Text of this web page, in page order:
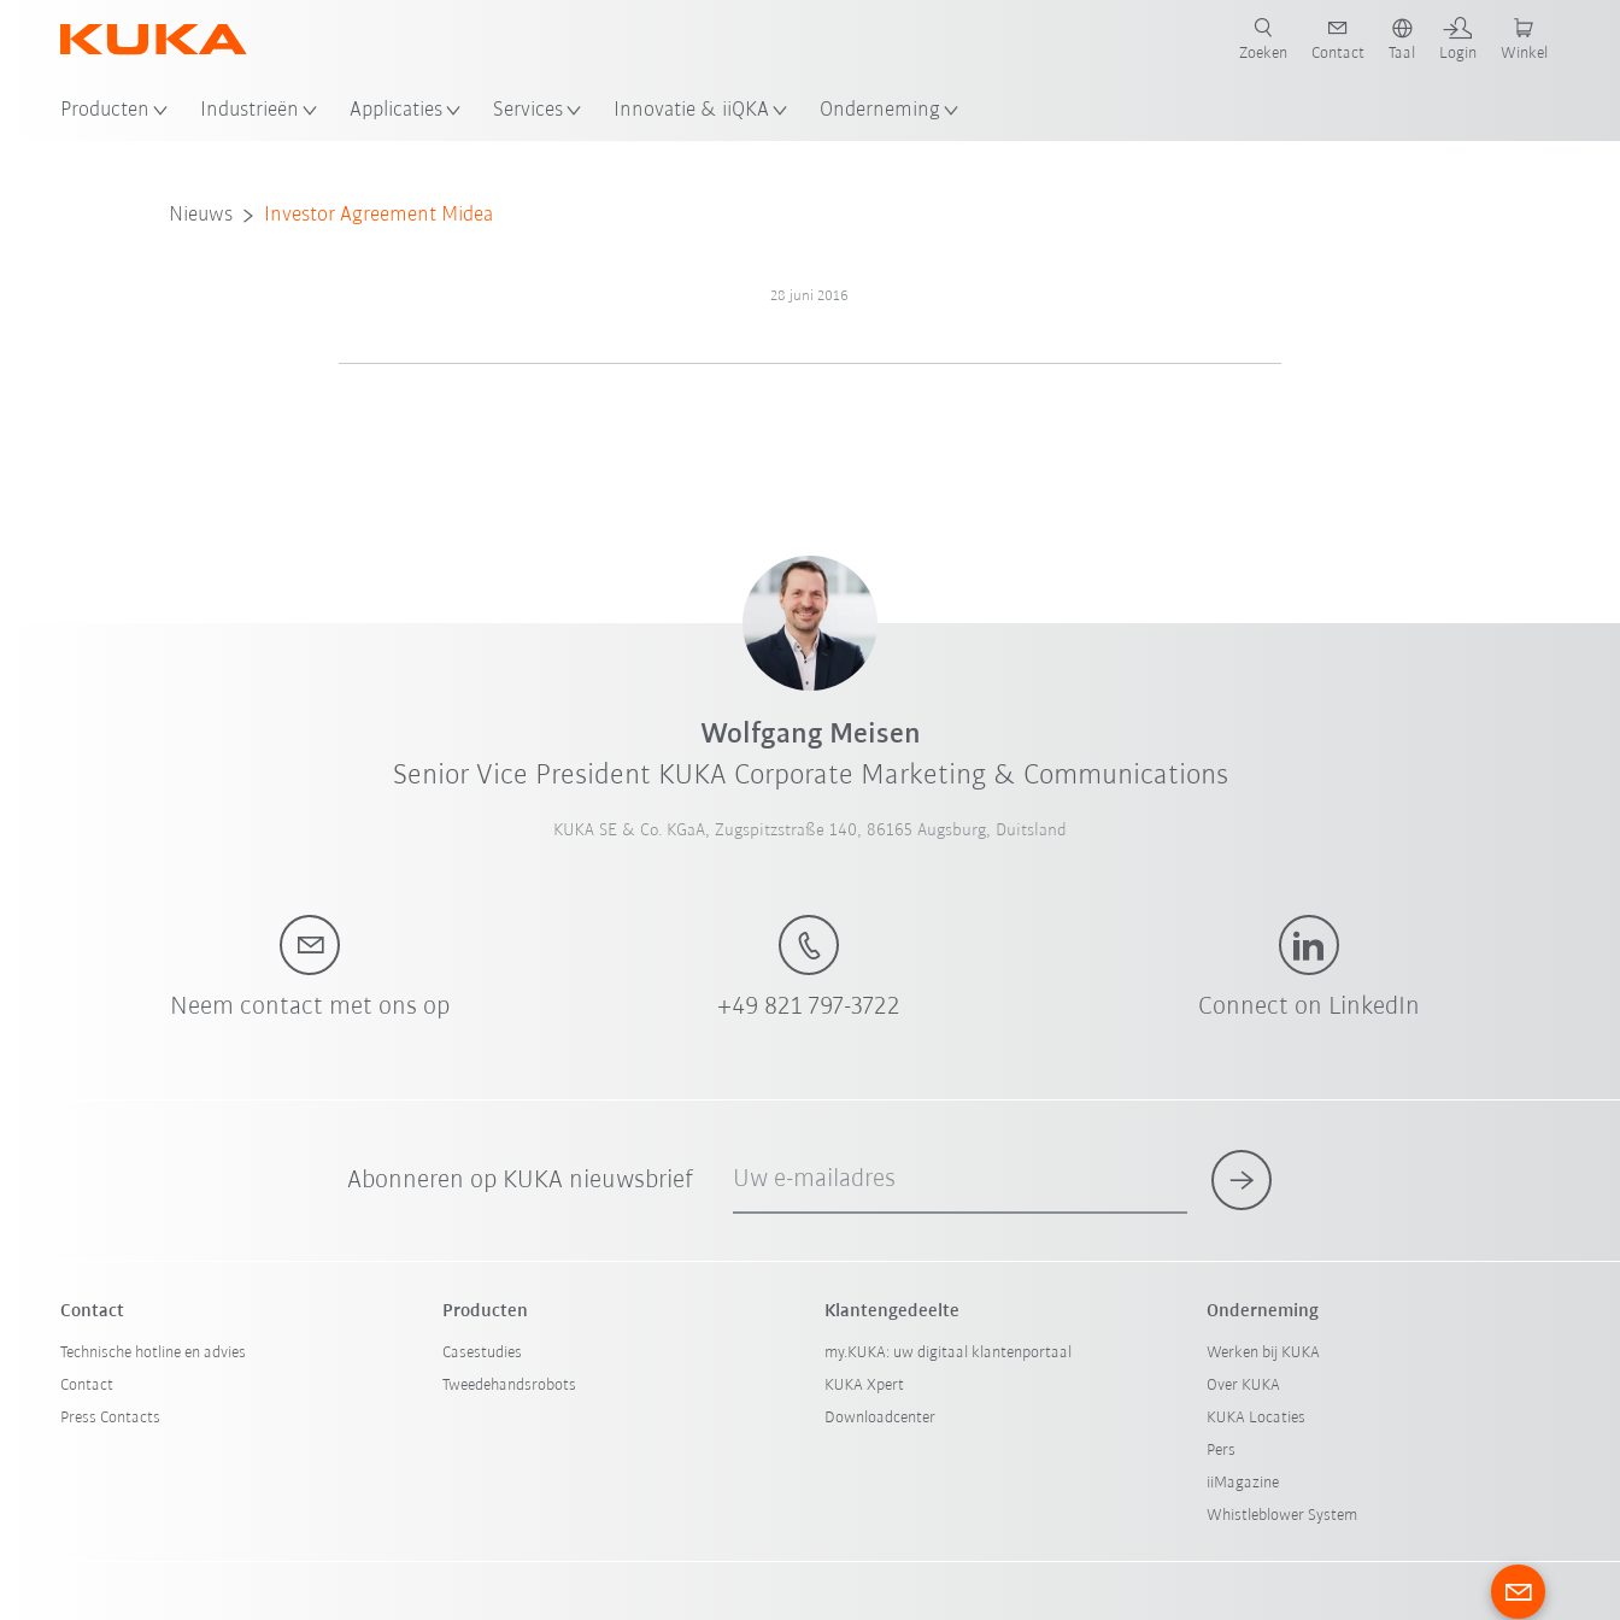
Producten Industrieën Applicaties Services Innovatie & iiQKA Onderneming
Zoeken Contact Taal Login Winkel
Nieuws Investor Agreement Midea
28 juni 2016
Wolfgang Meisen
Senior Vice President KUKA Corporate Marketing & Communications
KUKA SE & Co. KGaA, Zugspitzstraße 140, 86165 Augsburg, Duitsland
Neem contact met ons op +49 821 797-3722 Connect on LinkedIn
Abonneren op KUKA nieuwsbrief Uw e-mailadres
Contact
Technische hotline en advies
Contact
Press Contacts
Producten
Casestudies
Tweedehandsrobots
Klantengedeelte
my.KUKA: uw digitaal klantenportaal
KUKA Xpert
Downloadcenter
Onderneming
Werken bij KUKA
Over KUKA
KUKA Locaties
Pers
iiMagazine
Whistleblower System